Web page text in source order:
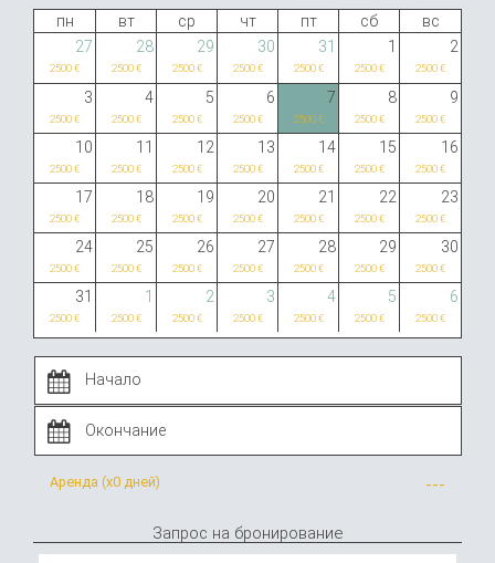
пн вт ср чт пт сб
вс
27
28 29 30 31 1 2
2500 € 2500 € 2500 € 2500 € 2500 € 2500 € 2500 €
3 4 5 6 7 8 9
2500 € 2500 € 2500 € 2500 € 2500 € 2500 € 2500 €
10 11 12 13 14 15 16
2500 € 2500 € 2500 € 2500 € 2500 € 2500 € 2500 €
17 18 19 20 21 22 23
2500 € 2500 € 2500 € 2500 € 2500 € 2500 € 2500 €
24 25 26 27 28 29 30
2500 € 2500 € 2500 € 2500 € 2500 € 2500 € 2500 €
31 1 2 3 4 5 6
2500 € 2500 € 2500 € 2500 € 2500 € 2500 € 2500 €
Аренда (x0 дней) ---
Запрос на бронирование